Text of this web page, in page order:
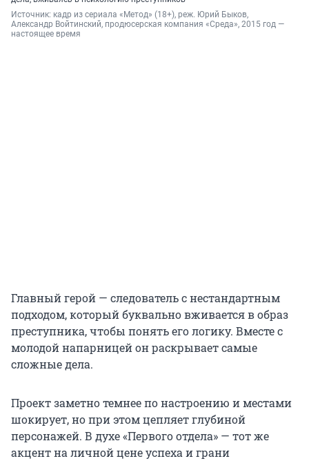
Источник: кадр из сериала «Метод» (18+), реж. Юрий Быков,
Александр Войтинский, продюсерская компания «Среда», 2015 год —
настоящее время
Главный герой — следователь с нестандартным
подходом, который буквально вживается в образ
преступника, чтобы понять его логику. Вместе с
молодой напарницей он раскрывает самые
сложные дела.
Проект заметно темнее по настроению и местами
шокирует, но при этом цепляет глубиной
персонажей. В духе «Первого отдела» — тот же
акцент на личной цене успеха и грани